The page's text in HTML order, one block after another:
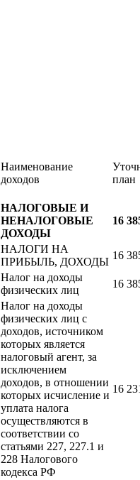
Наименование
доходов
план
НАЛОГОВЫЕ И
НЕНАЛОГОВЫЕ
ДОХОДЫ
16
НАЛОГИ НА
ПРИБЫЛЬ, ДОХОДЫ
16
Налог на доходы
физических лиц
16
Налог на доходы
физических лиц с
доходов, источником
которых является
налоговый агент, за
исключением
доходов, в отношении
которых исчисление и
уплата налога
осуществляются в
соответствии со
статьями 227, 227.1 и
228 Налогового
кодекса РФ
16